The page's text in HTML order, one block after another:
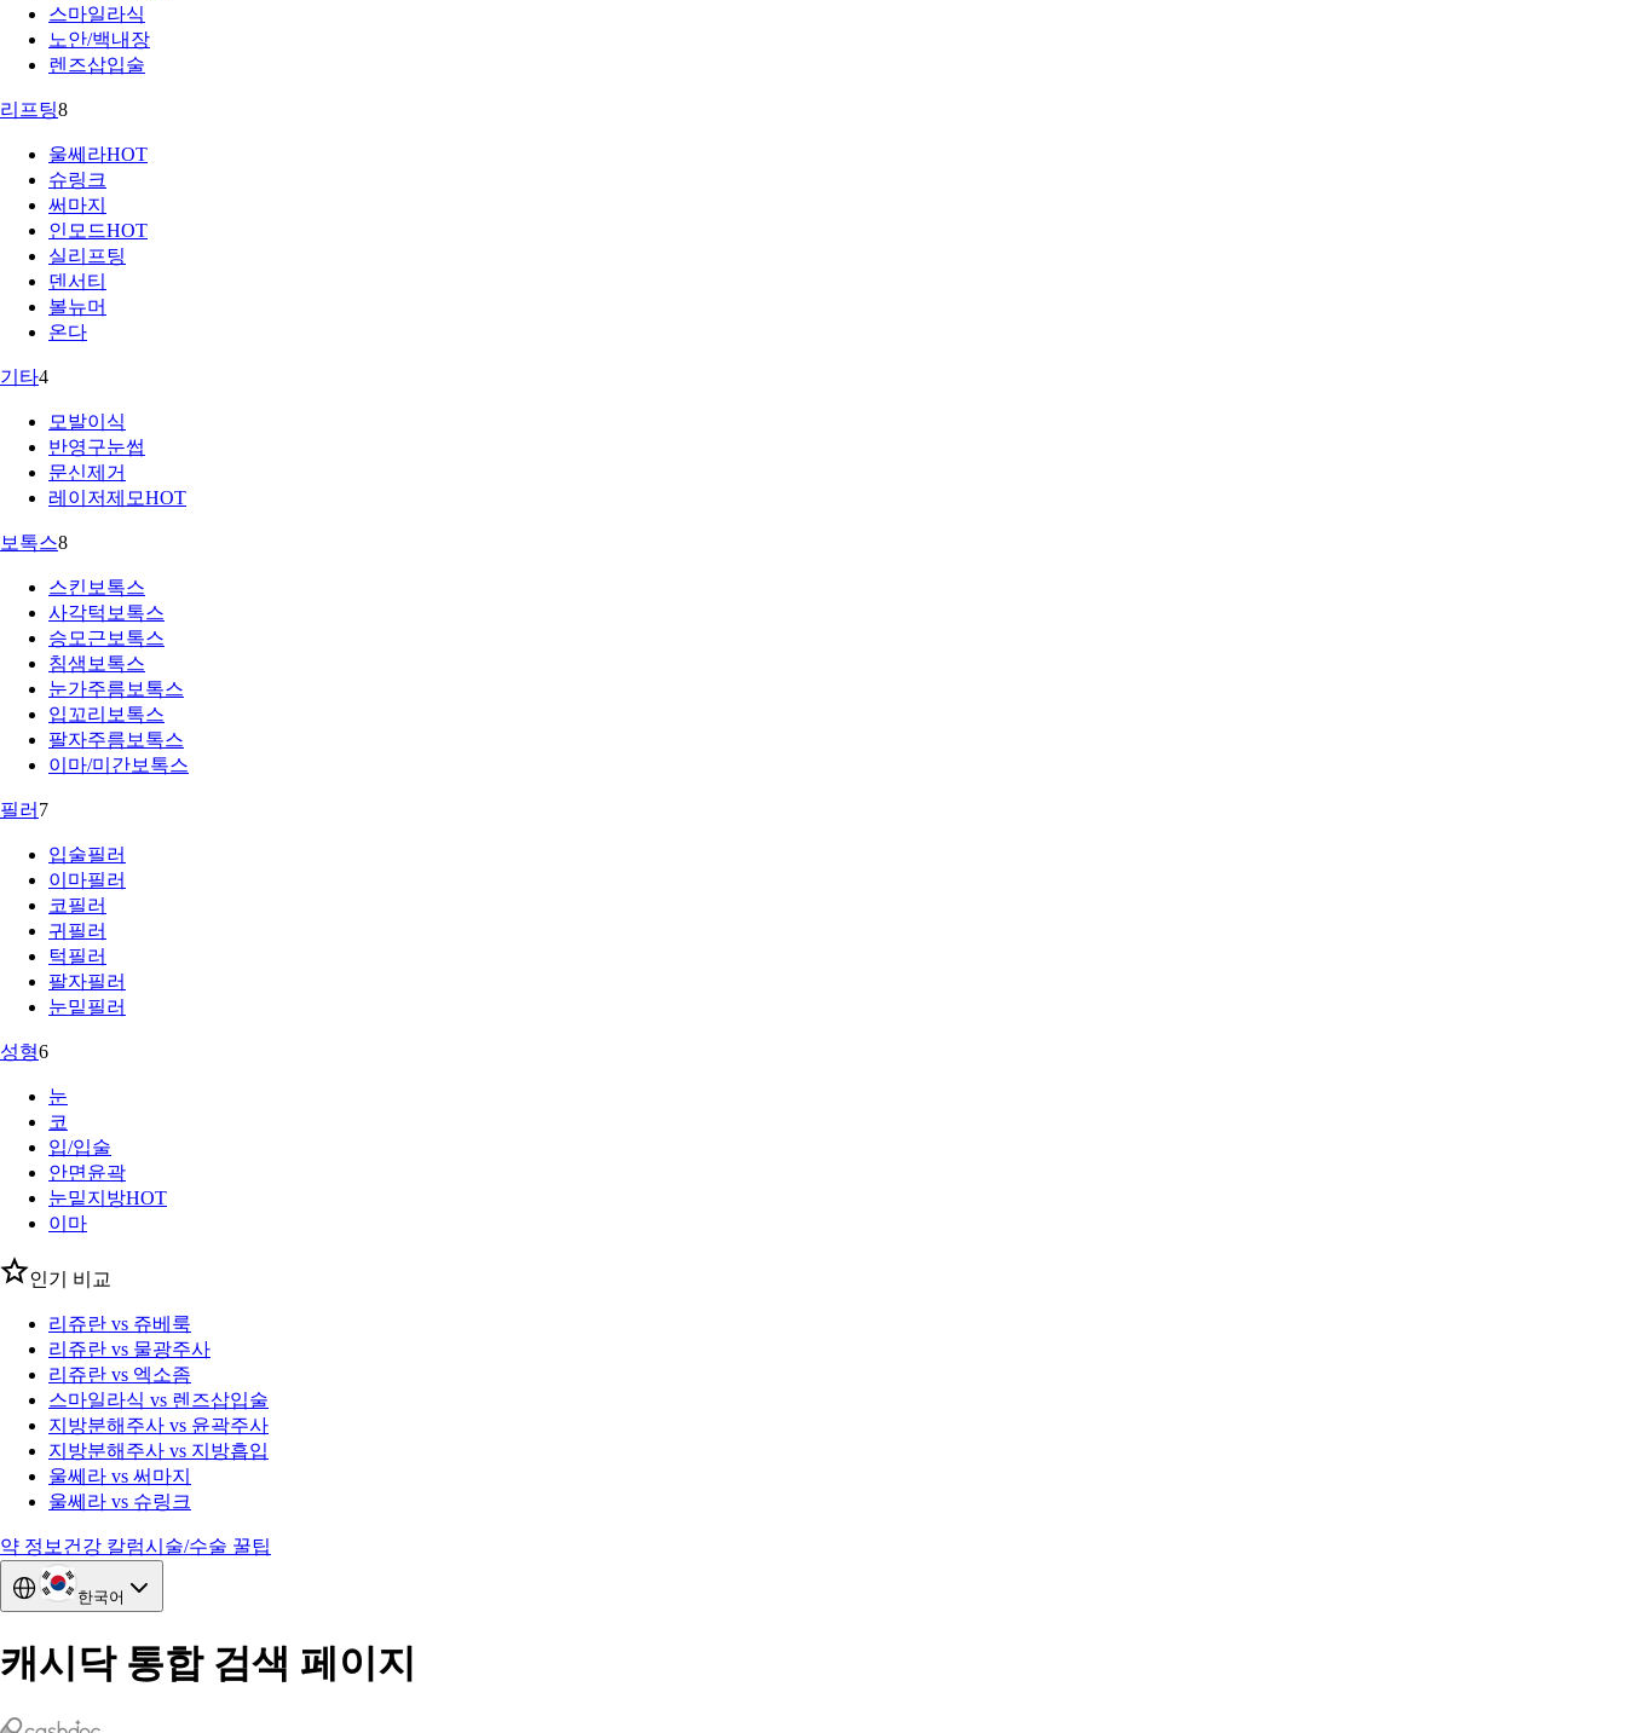
스마일라식
노안/백내장
렌즈삽입술
리프팅8
울쎄라HOT
슈링크
써마지
인모드HOT
실리프팅
덴서티
볼뉴머
온다
기타4
모발이식
반영구눈썹
문신제거
레이저제모HOT
보톡스8
스킨보톡스
사각턱보톡스
승모근보톡스
침샘보톡스
눈가주름보톡스
입꼬리보톡스
팔자주름보톡스
이마/미간보톡스
필러 7
입술필러
이마필러
코필러
귀필러
턱필러
팔자필러
눈밑필러
성형6
눈
코
입/입술
안면윤곽
눈밑지방HOT
이마
인기 비교
리쥬란 vs 쥬베룩
리쥬란 vs 물광주사
리쥬란 vs 엑소좀
스마일라식 vs 렌즈삽입술
지방분해주사 vs 윤곽주사
지방분해주사 vs 지방흡입
울쎄라 vs 써마지
울쎄라 vs 슈링크
약 정보 건강 칼럼시술/수술 꿀팁
한국어
캐시닥 통합 검색 페이지